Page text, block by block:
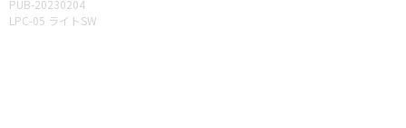
PUB-20230204
LPC-05 ライトSW